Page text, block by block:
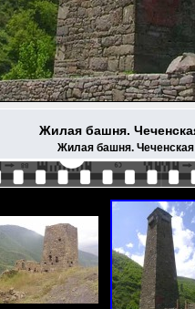
Жилая башня.
Жилая башня.